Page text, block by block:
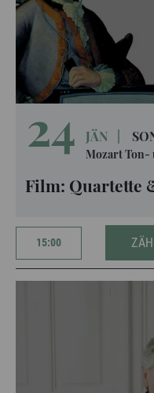
24 JÄN
Mozart Ton-
Film: Quartette
15:00